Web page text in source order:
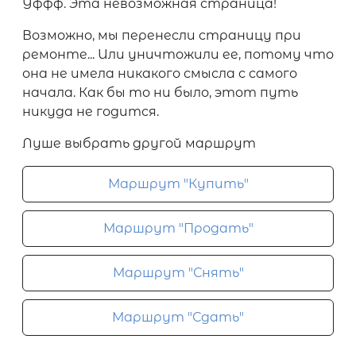
Уффф. Эта невозможная страница!
Возможно, мы перенесли страницу при
ремонте... Или уничтожили ее, потому что
она не имела никакого смысла с самого
начала. Как бы то ни было, этот путь
никуда не годится.
Луше выбрать другой маршрут
Маршрут "Купить"
Маршрут "Продать"
Маршрут "Снять"
Маршрут "Сдать"